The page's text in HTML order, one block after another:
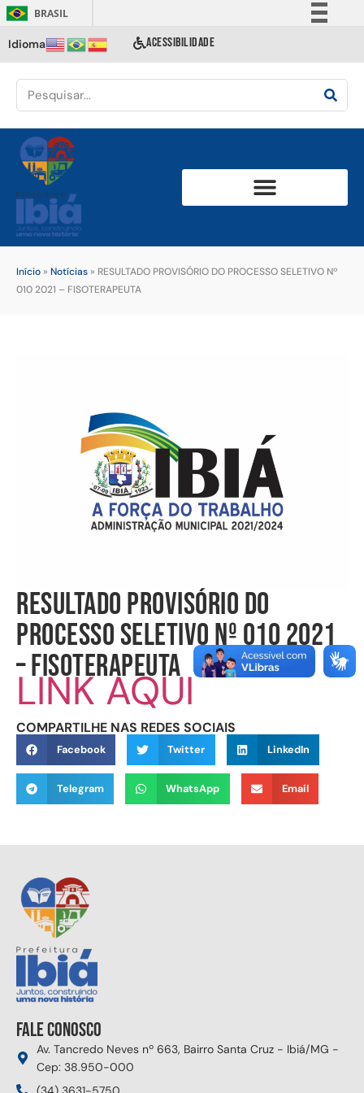
BRASIL
Comunica BR
Acesso à informação
Idioma ACESSIBILIDADE
Início » Notícias » RESULTADO PROVISÓRIO DO PROCESSO SELETIVO Nº
010 2021 – FISOTERAPEUTA
RESULTADO PROVISÓRIO DO
PROCESSO SELETIVO Nº 010 2021
– FISOTERAPEUTA
LINK AQUI
COMPARTILHE NAS REDES SOCIAIS
Facebook Twitter LinkedIn
Telegram WhatsApp Email
Fale conosco
Av. Tancredo Neves nº 663, Bairro Santa Cruz - Ibiá/MG -
Cep: 38.950-000